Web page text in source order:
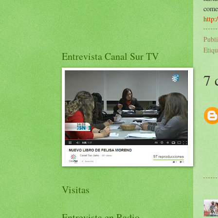
7
Entrevista Canal Sur TV
Visitas